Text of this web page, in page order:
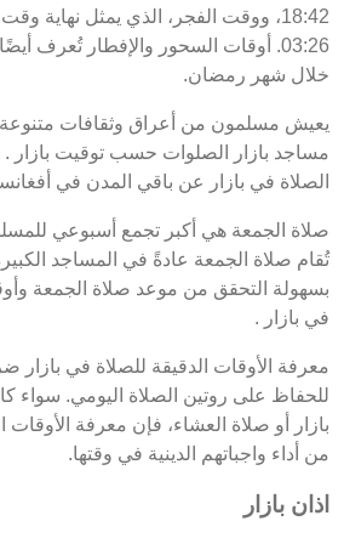
18:42، ووقت الفجر، الذي يمثل نهاية
03:26. أوقات السحور والإفطار تُعرف
خلال شهر رمضان.
يعيش مسلمون من أعراق وثقافات متنوعة
مساجد بازار الصلوات حسب توقيت بازار
الصلاة في بازار عن باقي المدن في
صلاة الجمعة هي أكبر تجمع أسبوعي
تُقام صلاة الجمعة عادةً في المساجد
بسهولة التحقق من موعد صلاة الجمعة
في بازار .
معرفة الأوقات الدقيقة للصلاة في بازار
للحفاظ على روتين الصلاة اليومي. سواء
بازار أو صلاة العشاء، فإن معرفة الأوقات
من أداء واجباتهم الدينية في وقتها.
اذان بازار